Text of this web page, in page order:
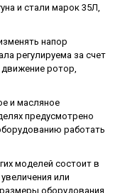
и стали марок 35Л,
напор
регулируема за счет
ротор,
и масляное
предусмотрено
работать
моделей состоит в
или
оборудования